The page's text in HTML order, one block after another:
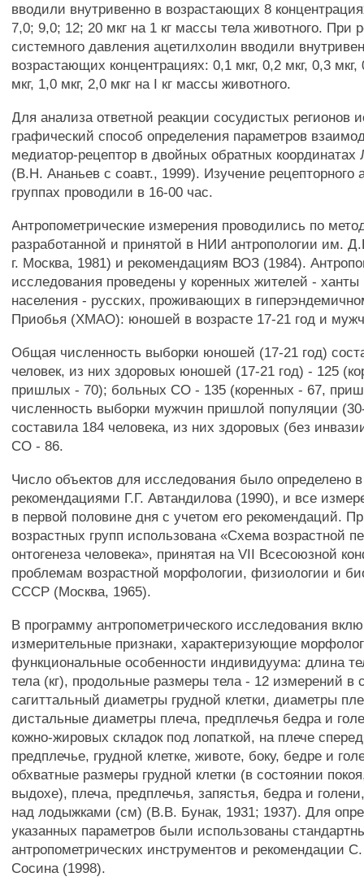
вводили внутривенно в возрастающих 8
7,0; 9,0; 12; 20 мкг на 1 кг массы тела животного. При
системного давления ацетилхолин вводили
возрастающих концентрациях: 0,1 мкг, 0,2 мкг, 0,3 мкг,
мкг, 1,0 мкг, 2,0 мкг на I кг массы животного.
Для анализа ответной реакции сосудистых регионов
графический способ определения параметров
медиатор-рецептор в двойных обратных координатах
(В.Н. Ананьев с соавт., 1999). Изучение рецепторного
группах проводили в 16-00 час.
Антропометрические измерения проводились по
разработанной и принятой в НИИ антропологии им.
г. Москва, 1981) и рекомендациям ВОЗ (1984).
исследования проведены у коренных жителей -
населения - русских, проживающих в
Приобья (ХМАО): юношей в возрасте 17-21 год и
Общая численность выборки юношей (17-21 год)
человек, из них здоровых юношей (17-21 год) - 125
пришлых - 70); больных СО - 135 (коренных - 67,
численность выборки мужчин пришлой популяции
составила 184 человека, из них здоровых (без
СО - 86.
Число объектов для исследования было определено в
рекомендациями Г.Г. Автандилова (1990), и все
в первой половине дня с учетом его рекомендаций.
возрастных групп использована «Схема возрастной
онтогенеза человека», принятая на VII Всесоюзной
проблемам возрастной морфологии, физиологии и
СССР (Москва, 1965).
В программу антропометрического исследования
измерительные признаки, характеризующие
функциональные особенности индивидуума: длина
тела (кг), продольные размеры тела - 12 измерений в
сагиттальный диаметры грудной клетки, диаметры
дистальные диаметры плеча, предплечья бедра и
кожно-жировых складок под лопаткой, на плече
предплечье, грудной клетке, животе, боку, бедре и
обхватные размеры грудной клетки (в состоянии
выдохе), плеча, предплечья, запястья, бедра и
над лодыжками (см) (В.В. Бунак, 1931; 1937). Для
указанных параметров были использованы
антропометрических инструментов и рекомендации
Сосина (1998).